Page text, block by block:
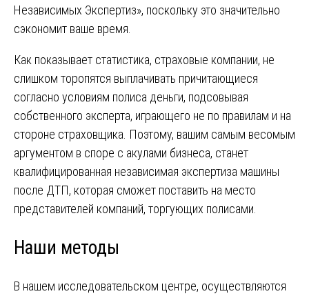
Независимых Экспертиз», поскольку это значительно
сэкономит ваше время.
Как показывает статистика, страховые компании, не
слишком торопятся выплачивать причитающиеся
согласно условиям полиса деньги, подсовывая
собственного эксперта, играющего не по правилам и на
стороне страховщика. Поэтому, вашим самым весомым
аргументом в споре с акулами бизнеса, станет
квалифицированная независимая экспертиза машины
после ДТП, которая сможет поставить на место
представителей компаний, торгующих полисами.
Наши методы
В нашем исследовательском центре, осуществляются